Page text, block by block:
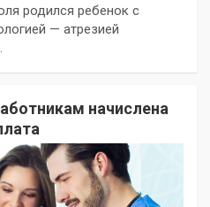
родился ребенок с
— атрезией
начислена